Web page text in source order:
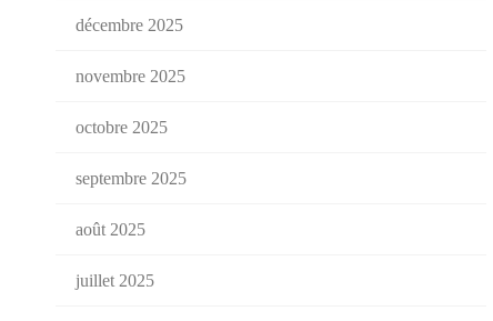
décembre 2025
novembre 2025
octobre 2025
septembre 2025
août 2025
juillet 2025